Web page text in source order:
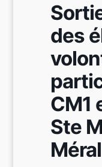
des
CM1
Ste
Méral